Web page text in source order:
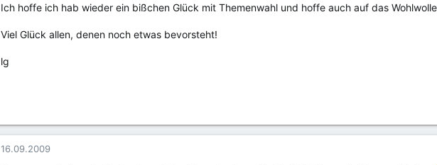
Ich hoffe ich hab wieder ein bißchen Glück mit Themenwahl und hoffe auch auf das
Viel Glück allen, denen noch etwas bevorsteht!
lg
16.09.2009